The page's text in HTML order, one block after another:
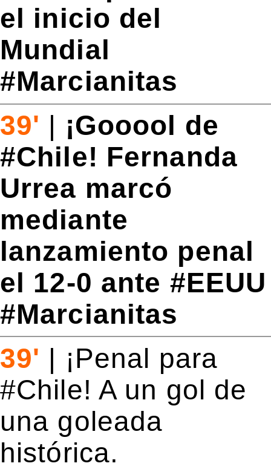
el inicio del
Mundial
#Marcianitas
39' | ¡Gooool de
#Chile! Fernanda
Urrea marcó
mediante
lanzamiento penal
el 12-0 ante #EEUU
#Marcianitas
39' | ¡Penal para
#Chile! A un gol de
una goleada
histórica.